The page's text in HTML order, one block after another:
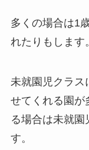
多くの場合は1
れたりもします。
未就園児クラス
せてくれる園が
る場合は未就
す。